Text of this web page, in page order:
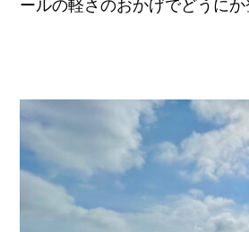
ールの軽さのおかげでどうに